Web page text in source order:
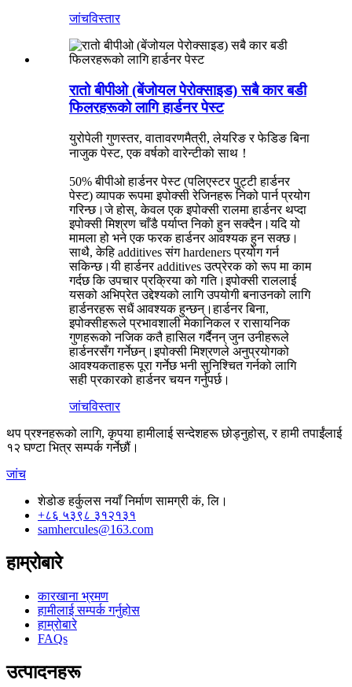
जांचविस्तार
रातो बीपीओ (बेंजोयल पेरोक्साइड) सबै कार बडी
फिलरहरूको लागि हार्डनर पेस्ट
युरोपेली गुणस्तर, वातावरणमैत्री, लेयरिङ र फेडिङ बिना
नाजुक पेस्ट, एक वर्षको वारेन्टीको साथ！
50% बीपीओ हार्डनर पेस्ट (पलिएस्टर पुट्टी हार्डनर
पेस्ट) व्यापक रूपमा इपोक्सी रेजिनहरू निको पार्न प्रयोग
गरिन्छ।जे होस्, केवल एक इपोक्सी रालमा हार्डनर थप्दा
इपोक्सी मिश्रण चाँडै पर्याप्त निको हुन सक्दैन।यदि यो
मामला हो भने एक फरक हार्डनर आवश्यक हुन सक्छ।
साथै, केहि additives संग hardeners प्रयोग गर्न
सकिन्छ।यी हार्डनर additives उत्प्रेरक को रूप मा काम
गर्दछ कि उपचार प्रक्रिया को गति।इपोक्सी राललाई
यसको अभिप्रेत उद्देश्यको लागि उपयोगी बनाउनको लागि
हार्डनरहरू सधैं आवश्यक हुन्छन्।हार्डनर बिना,
इपोक्सीहरूले प्रभावशाली मेकानिकल र रासायनिक
गुणहरूको नजिक कतै हासिल गर्दैनन् जुन उनीहरूले
हार्डनरसँग गर्नेछन्।इपोक्सी मिश्रणले अनुप्रयोगको
आवश्यकताहरू पूरा गर्नेछ भनी सुनिश्चित गर्नको लागि
सही प्रकारको हार्डनर चयन गर्नुपर्छ।
जांचविस्तार
थप प्रश्नहरूको लागि, कृपया हामीलाई सन्देशहरू छोड्नुहोस्, र हामी तपाईंलाई
१२ घण्टा भित्र सम्पर्क गर्नेछौं।
जांच
शेडोङ हर्कुलस नयाँ निर्माण सामग्री कं, लि।
+८६ ५३९८ ३१२१३१
samhercules@163.com
हाम्रोबारे
कारखाना भ्रमण
हामीलाई सम्पर्क गर्नुहोस
हाम्रोबारे
FAQs
उत्पादनहरू